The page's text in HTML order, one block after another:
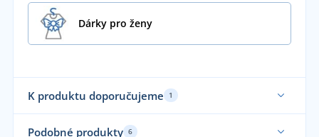
Dárky pro ženy
K produktu doporučujeme 1
Podobné produkty 6